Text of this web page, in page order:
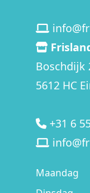
Boschdijk
5612 HC
+31 6
Maandag